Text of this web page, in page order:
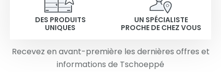
DES PRODUITS
UNIQUES
UN SPÉCIALISTE
PROCHE DE CHEZ VOUS
Recevez en avant-première les dernières offres et
informations de Tschoeppé